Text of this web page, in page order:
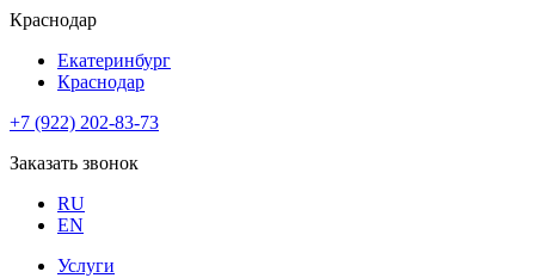
Краснодар
Екатеринбург
Краснодар
+7 (922) 202-83-73
Заказать звонок
RU
EN
Услуги